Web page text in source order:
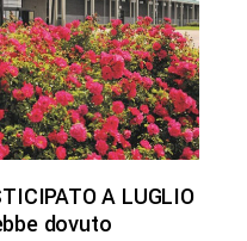
A LUGLIO
dovuto